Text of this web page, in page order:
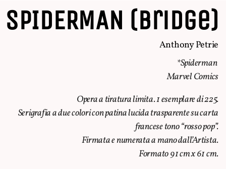
SPIDERMAN (Bridge)
Anthony Petrie
*Spiderman
Marvel Comics
Opera a tiratura limita. 1 esemplare di 225.
Serigrafia a due colori con patina lucida trasparente su carta
francese tono “rosso pop”.
Firmata e numerata a mano dall’Artista.
Formato 91 cm x 61 cm.